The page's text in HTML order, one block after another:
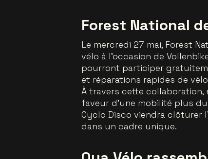
Forest National
Le mercredi 27 mai, Forest
vélo à l’occasion de
pourront participer
et réparations rapides de
À travers cette
faveur d’une mobilité plus
Cyclo Disco viendra clôturer
dans un cadre unique.